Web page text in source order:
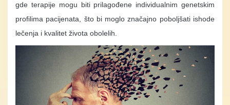
gde terapije mogu biti prilagođene individualnim genetskim
profilima pacijenata, što bi moglo značajno poboljšati ishode
lečenja i kvalitet života obolelih.